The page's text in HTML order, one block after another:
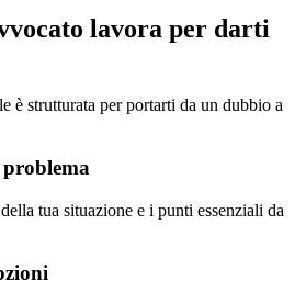
lavora per darti
è strutturata per portarti da un dubbio a
tua situazione e i punti essenziali da